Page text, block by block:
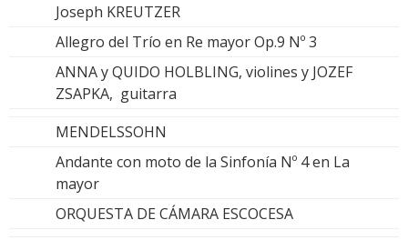
Joseph KREUTZER
Allegro del Trío en Re mayor Op.9 Nº 3
ANNA y QUIDO HOLBLING, violines y JOZEF
ZSAPKA, guitarra
MENDELSSOHN
Andante con moto de la Sinfonía Nº 4 en La
mayor
ORQUESTA DE CÁMARA ESCOCESA